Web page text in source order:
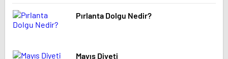
Pırlanta Dolgu Nedir?
Mayıs Diyeti